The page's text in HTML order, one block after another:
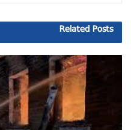
Related Posts